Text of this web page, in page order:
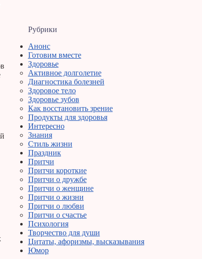
Рубрики
Анонс
Готовим вместе
Здоровье
Активное долголетие
Диагностика болезней
Здоровое тело
Здоровье зубов
Как восстановить зрение
Продукты для здоровья
Интересно
Знания
Стиль жизни
Праздник
Притчи
Притчи короткие
Притчи о дружбе
Притчи о женщине
Притчи о жизни
Притчи о любви
Притчи о счастье
Психология
Творчество для души
Цитаты, афоризмы, высказывания
Юмор